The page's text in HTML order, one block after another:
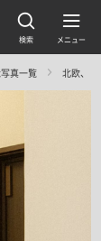
真一覧 北欧、暮